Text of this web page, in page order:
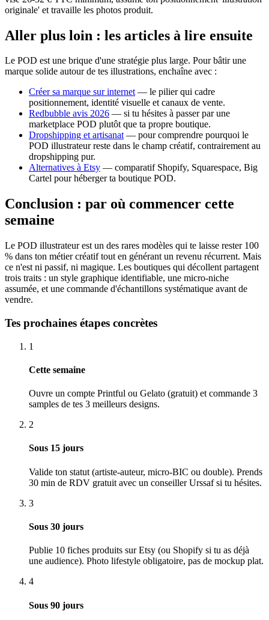
originale' et travaille les photos produit.
Aller plus loin : les articles à lire ensuite
Le POD est une brique d'une stratégie plus large. Pour bâtir une
marque solide autour de tes illustrations, enchaîne avec :
Créer sa marque sur internet— le pilier qui cadre
positionnement, identité visuelle et canaux de vente.
Redbubble avis 2026 — si tu hésites à passer par une
marketplace POD plutôt que ta propre boutique.
Dropshipping et artisanat— pour comprendre pourquoi le
POD illustrateur reste dans le champ créatif, contrairement au
dropshipping pur.
Alternatives à Etsy — comparatif Shopify, Squarespace, Big
Cartel pour héberger ta boutique POD.
Conclusion : par où commencer cette
semaine
Le POD illustrateur est un des rares modèles qui te laisse rester 100
% dans ton métier créatif tout en générant un revenu récurrent. Mais
ce n'est ni passif, ni magique. Les boutiques qui décollent partagent
trois traits : un style graphique identifiable, une micro-niche
assumée, et une commande d'échantillons systématique avant de
vendre.
Tes prochaines étapes concrètes
1
Cette semaine
Ouvre un compte Printful ou Gelato (gratuit) et commande 3
samples de tes 3 meilleurs designs.
2
Sous 15 jours
Valide ton statut (artiste-auteur, micro-BIC ou double). Prends
30 min de RDV gratuit avec un conseiller Urssaf si tu hésites.
3
Sous 30 jours
Publie 10 fiches produits sur Etsy (ou Shopify si tu as déjà
une audience). Photo lifestyle obligatoire, pas de mockup plat.
4
Sous 90 jours